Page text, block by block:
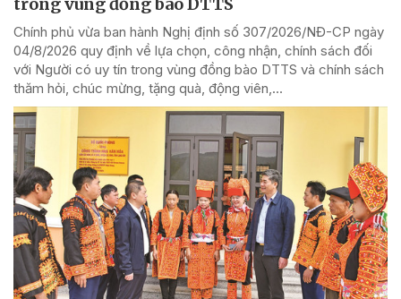
trong vùng đồng bào DTTS
Chính phủ vừa ban hành Nghị định số 307/2026/NĐ-CP ngày
04/8/2026 quy định về lựa chọn, công nhận, chính sách đối
với Người có uy tín trong vùng đồng bào DTTS và chính sách
thăm hỏi, chúc mừng, tặng quà, động viên,...